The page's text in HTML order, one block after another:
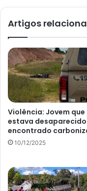
Artigos
Violência: Jovem que
estava
encontrado
10/12/2025